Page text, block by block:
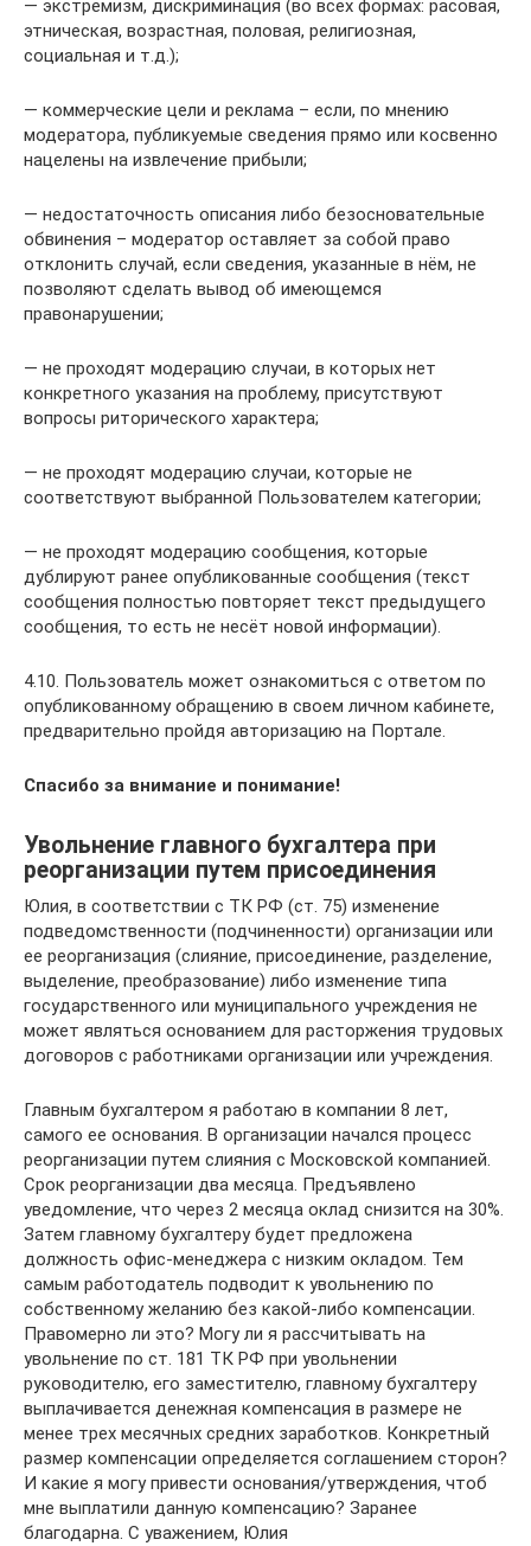
— экстремизм, дискриминация (во всех формах: расовая,
этническая, возрастная, половая, религиозная,
социальная и т.д.);
— коммерческие цели и реклама – если, по мнению
модератора, публикуемые сведения прямо или косвенно
нацелены на извлечение прибыли;
— недостаточность описания либо безосновательные
обвинения – модератор оставляет за собой право
отклонить случай, если сведения, указанные в нём, не
позволяют сделать вывод об имеющемся
правонарушении;
— не проходят модерацию случаи, в которых нет
конкретного указания на проблему, присутствуют
вопросы риторического характера;
— не проходят модерацию случаи, которые не
соответствуют выбранной Пользователем категории;
— не проходят модерацию сообщения, которые
дублируют ранее опубликованные сообщения (текст
сообщения полностью повторяет текст предыдущего
сообщения, то есть не несёт новой информации).
4.10. Пользователь может ознакомиться с ответом по
опубликованному обращению в своем личном кабинете,
предварительно пройдя авторизацию на Портале.
Спасибо за внимание и понимание!
Увольнение главного бухгалтера при
реорганизации путем присоединения
Юлия, в соответствии с ТК РФ (ст. 75) изменение
подведомственности (подчиненности) организации или
ее реорганизация (слияние, присоединение, разделение,
выделение, преобразование) либо изменение типа
государственного или муниципального учреждения не
может являться основанием для расторжения трудовых
договоров с работниками организации или учреждения.
Главным бухгалтером я работаю в компании 8 лет,
самого ее основания. В организации начался процесс
реорганизации путем слияния с Московской компанией.
Срок реорганизации два месяца. Предъявлено
уведомление, что через 2 месяца оклад снизится на 30%.
Затем главному бухгалтеру будет предложена
должность офис-менеджера с низким окладом. Тем
самым работодатель подводит к увольнению по
собственному желанию без какой-либо компенсации.
Правомерно ли это? Могу ли я рассчитывать на
увольнение по ст. 181 ТК РФ при увольнении
руководителю, его заместителю, главному бухгалтеру
выплачивается денежная компенсация в размере не
менее трех месячных средних заработков. Конкретный
размер компенсации определяется соглашением сторон?
И какие я могу привести основания/утверждения, чтоб
мне выплатили данную компенсацию? Заранее
благодарна. С уважением, Юлия